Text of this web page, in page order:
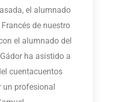
el alumnado
Francés de nuestro
el alumnado del
ha asistido a
cuentacuentos
un profesional